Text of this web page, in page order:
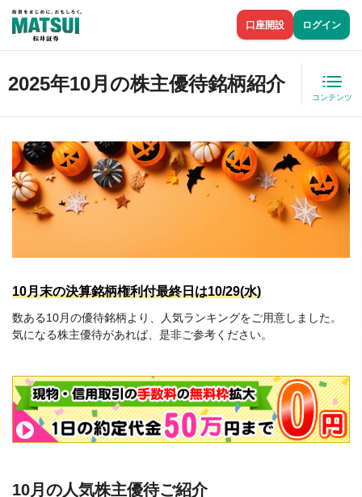
口座開設 ログイン
2025年10月の株主優待銘柄紹介
コンテンツ
10月末の決算銘柄権利付最終日は10/29(水)
数ある10月の優待銘柄より、人気ランキングをご用意しました。
気になる株主優待があれば、是非ご参考ください。
10月の人気株主優待ご紹介